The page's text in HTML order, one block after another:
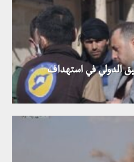
الدولي في استهداف